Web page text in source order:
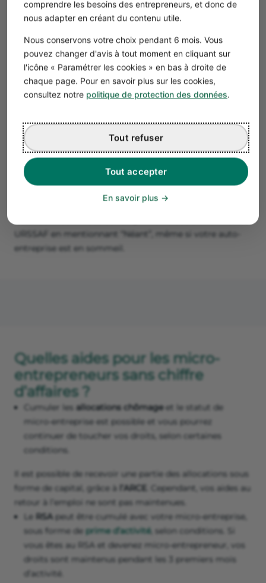
comprendre les besoins des entrepreneurs, et donc de
nous adapter en créant du contenu utile.
Nous conservons votre choix pendant 6 mois. Vous
pouvez changer d'avis à tout moment en cliquant sur
l'icône « Paramétrer les cookies » en bas à droite de
chaque page. Pour en savoir plus sur les cookies,
consultez notre politique de protection des données.
Tout accepter
Tout refuser
En savoir plus
lui notifier de la radiation de sa micro-entreprise.
Pour éviter l’éviter, trouvez des clients et facturez-les,
même pour des petits montants.
La cessation temporaire d’activité
Pour éviter une radiation définitivede votre micro-
entreprise sans chiffre d’affaires, il est possible
votrecentre de formalités des entreprises(CFE). Sa
durée est fixée à 1 an, renouvelable 1 fois.
Cela peut être utile dans le cas d’activité saisonnière, par
exemple.
À la fin de cette période, vous pouvez réactiver votre
URSSAF en mentionnant “Néant”, même si votre auto-
entreprise est en sommeil.
Quelles aides pour les micro-
entrepreneurs sans chiffre
d’affaires ?
Cumuler les allocations chômageet le statut de
micro-entreprise est possible et vous pourrez
continuer de toucher vos droits, selon certaines
conditions.
Il est possible de recevoir une partie des allocations sous
forme de capital, grâce à
l’ARCE
. Cependant, vos aides au
retour à l’emploi ne sont pas maintenues.
Le RSA peut être cumulé avec votre micro-entreprise,
sous forme de prime d’activité, selon conditions. Si
vous êtes au RSA et devenez micro-entrepreneur, vos
droits sont maintenus pendant les 3 premiers mois
d’activité.